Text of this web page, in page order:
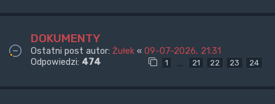
DOKUMENTY
Ostatni post autor: Żułek « 09-07-2026, 21:31
Odpowiedzi: 474 1 … 21 22 23 24